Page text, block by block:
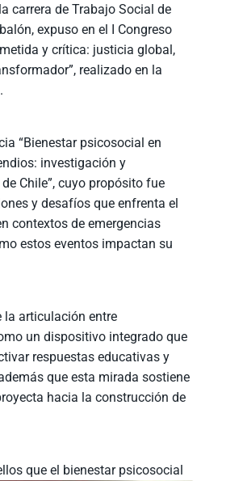
carrera de Trabajo Social de
expuso en el I Congreso
y crítica: justicia global,
realizado en la
“Bienestar psicosocial en
investigación y
Chile”, cuyo propósito fue
y desafíos que enfrenta el
contextos de emergencias
estos eventos impactan su
la articulación entre
un dispositivo integrado que
respuestas educativas y
que esta mirada sostiene
hacia la construcción de
que el bienestar psicosocial